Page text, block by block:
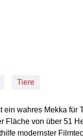
Tiere
ein wahres Mekka für
Fläche von über 51
modernster